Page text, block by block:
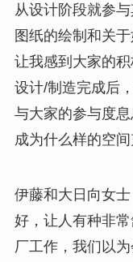
从设计阶段就参
图纸的绘制和关
让我感到大家的
设计/制造完成后
与大家的参与度
成为什么样的空间
伊藤和大日向女
好，让人有种非
厂工作，我们以